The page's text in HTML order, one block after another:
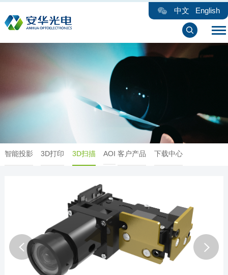
中文 English
智能投影 3D打印 3D扫描 AOI 客户产品 下载中心